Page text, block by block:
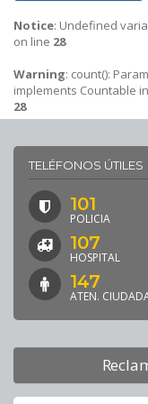
Notice: Undefined
on line 28
Warning: count():
implements Countable in
28
TELÉFONOS ÚTILES
101
POLICIA
107
HOSPITAL
147
ATEN.